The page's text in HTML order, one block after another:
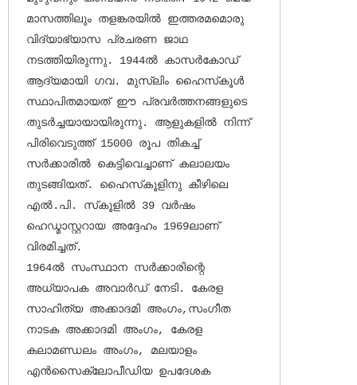
മാസത്തിലും തളങ്കരയില്‍ ഇത്തരമമൊരു
വിദ്യാഭ്യാസ പ്രചരണ ജാഥ
നടത്തിയിരുന്നു. 1944ല്‍ കാസര്‍കോഡ്
ആദ്യമായി ഗവ. മുസ്‌ലിം ഹൈസ്‌കൂള്‍
സ്ഥാപിതമായത് ഈ പ്രവര്‍ത്തനങ്ങളുടെ
തുടര്‍ച്ചയായായിരുന്നു. ആളുകളില്‍ നിന്ന്
പിരിവെടുത്ത് 15000 രൂപ തികച്ച്
സര്‍ക്കാരില്‍ കെട്ടിവെച്ചാണ് കലാലയം
തുടങ്ങിയത്. ഹൈസ്‌കൂളിനു കീഴിലെ
എല്‍.പി. സ്‌കൂളില്‍ 39 വര്‍ഷം
ഹെഡ്മാസ്റ്ററായ അദ്ദേഹം 1969ലാണ്
വിരമിച്ചത്.
1964ല്‍ സംസ്ഥാന സര്‍ക്കാരിന്റെ
അധ്യാപക അവാര്‍ഡ് നേടി. കേരള
സാഹിത്യ അക്കാദമി അംഗം,സംഗീത
നാടക അക്കാദമി അംഗം, കേരള
കലാമണ്ഡലം അംഗം, മലയാളം
എന്‍സൈക്ലോപീഡിയ ഉപദേശക